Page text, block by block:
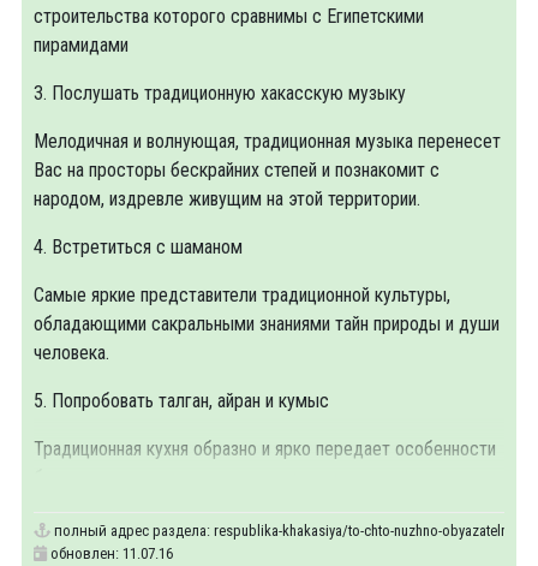
строительства которого сравнимы с Египетскими
пирамидами
3. Послушать традиционную хакасскую музыку
Мелодичная и волнующая, традиционная музыка перенесет
Вас на просторы бескрайних степей и познакомит с
народом, издревле живущим на этой территории.
4. Встретиться с шаманом
Самые яркие представители традиционной культуры,
обладающими сакральными знаниями тайн природы и души
человека.
5. Попробовать талган, айран и кумыс
Традиционная кухня образно и ярко передает особенности
полный адрес раздела: respublika-khakasiya/to-chto-nuzhno-obyazatelno-
обновлен: 11.07.16